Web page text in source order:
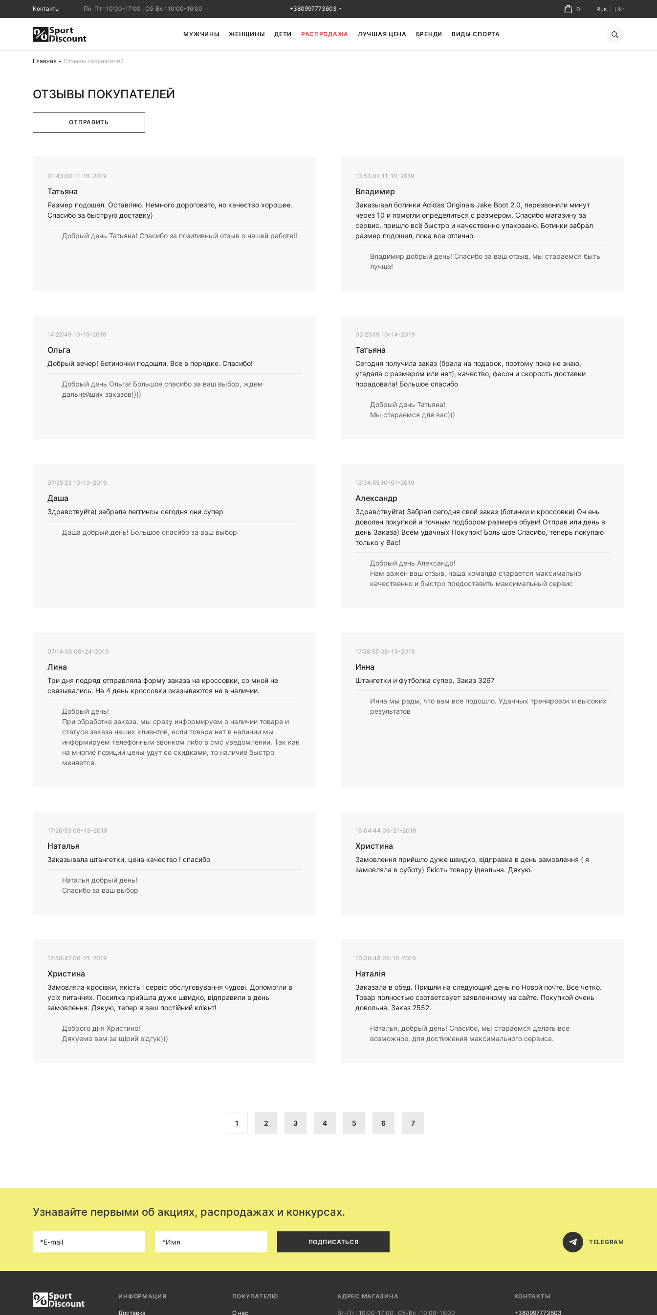
МУЖЧИНЫ ЖЕНЩИНЫ ДЕТИ РАСПРОДАЖА ЛУЧШАЯ ЦЕНА БРЕНДИ ВИДЫ СПОРТА
+380997773603
Контакты Пн-Пт : 10:00-17:00 , Сб-Вс : 10:00-16:00 0 Rus Ukr
Главная Отзывы покупателей
ОТЗЫВЫ ПОКУПАТЕЛЕЙ
ОТПРАВИТЬ
01:43:00 11-16-2019
Татьяна
Размер подошел. Оставляю. Немного дороговато, но качество хорошее.
Спасибо за быструю доставку)
Добрый день Татьяна! Спасибо за позитивный отзыв о нашей работе!!
13:53:04 11-10-2019
Владимир
Заказывал ботинки Adidas Originals Jake Boot 2.0, перезвонили минут
через 10 и помогли определиться с размером. Спасибо магазину за
сервис, пришло всё быстро и качественно упаковано. Ботинки забрал
размер подошел, пока все отлично.
Владимир добрый день! Спасибо за ваш отзыв, мы стараемся быть
лучше!
14:22:49 10-15-2019
Ольга
Добрый вечер! Ботиночки подошли. Все в порядке. Спасибо!
Добрый день Ольга! Большое спасибо за ваш выбор, ждем
дальнейших заказов))))
03:25:19 10-14-2019
Татьяна
Сегодня получила заказ (брала на подарок, поэтому пока не знаю,
угадала с размером или нет), качество, фасон и скорость доставки
порадовала! Большое спасибо
Добрый день Татьяна!
Мы стараемся для вас)))
07:25:23 10-13-2019
Даша
Здравствуйте) забрала леггинсы сегодня они супер
Даша добрый день! Большое спасибо за ваш выбор
12:34:55 10-01-2019
Александр
Здравствуйте) Забрал сегодня свой заказ (ботинки и кроссовки) Оч ень
доволен покупкой и точным подбором размера обуви! Отправ или день в
день Заказа) Всем удачных Покупок! Боль шое Спасибо, теперь покупаю
только у Вас!
Добрый день Александр!
Нам важен ваш отзыв, наша команда старается максимально
качественно и быстро предоставить максимальный сервис
07:14:36 08-24-2019
Лина
Три дня подряд отправляла форму заказа на кроссовки, со мной не
связывались. На 4 день кроссовки оказываются не в наличии.
Добрый день!
При обработке заказа, мы сразу информируем о наличии товара и
статусе заказа наших клиентов, если товара нет в наличии мы
информируем телефонным звонком либо в смс уведомлении. Так как
на многие позиции цены удут со скидками, то наличие быстро
меняется.
17:28:55 08-13-2019
Инна
Штангетки и футболка супер. Заказ 3267
Инна мы рады, что вам все подошло. Удачных тренировок и высоких
результатов
17:26:53 08-13-2019
Наталья
Заказывала штангетки, цена качество ! спасибо
Наталья добрый день!
Спасибо за ваш выбор
18:04:44 06-21-2019
Христина
Замовлення прийшло дуже швидко, відправка в день замовлення ( я
замовляла в суботу) Якість товару ідеальна. Дякую.
17:58:42 06-21-2019
Христина
Замовляла кросівки, якість і сервіс обслуговування чудові. Допомогли в
усіх питаннях. Посилка прийшла дуже швидко, відправили в день
замовлення. Дякую, тепер я ваш постійний клієнт!
Доброго дня Христино!
Дякуемо вам за щірий відгук)))
10:38:48 05-15-2019
Наталія
Заказала в обед. Пришли на следующий день по Новой почте. Все четко.
Товар полностью соответсвует заявленному на сайте. Покупкой очень
довольна. Заказ 2552.
Наталья, добрый день! Спасибо, мы стараемся делать все
возможное, для достижения максимального сервиса.
1 2 3 4 5 6 7
Узнавайте первыми об акциях, распродажах и конкурсах.
ПОДПИСАТЬСЯ TELEGRAM
ИНФОРМАЦИЯ
Доставка
ПОКУПАТЕЛЮ
О нас
АДРЕС МАГАЗИНА
Вт-Пт : 10:00-17:00 , Сб-Вс : 10:00-16:00
КОНТАКТЫ
+380997773603